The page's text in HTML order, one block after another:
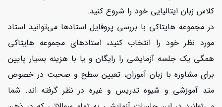
کلاس زبان ایتالیایی خود را شروع کنید.
در مجموعه هایتاکی با بررسی پروفایل استادها می‌توانید استاد
مورد نظر خود را انتخاب کنید، استادهای مجموعه هایتاکی
همگی یک جلسه آزمایشی را رایگان و یا با هزینه بسیار پایین
برای مشاوره با زبان آموزان، تعیین سطح و صحبت در خصوص
متد آموزشی و شیوه تدریس و غیره در نظر گرفته اند. شما